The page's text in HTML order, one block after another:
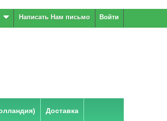
Войти
Написать Нам письмо
Доставка